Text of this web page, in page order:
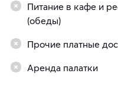
Питание в кафе и
(обеды)
Прочие платные
Аренда палатки